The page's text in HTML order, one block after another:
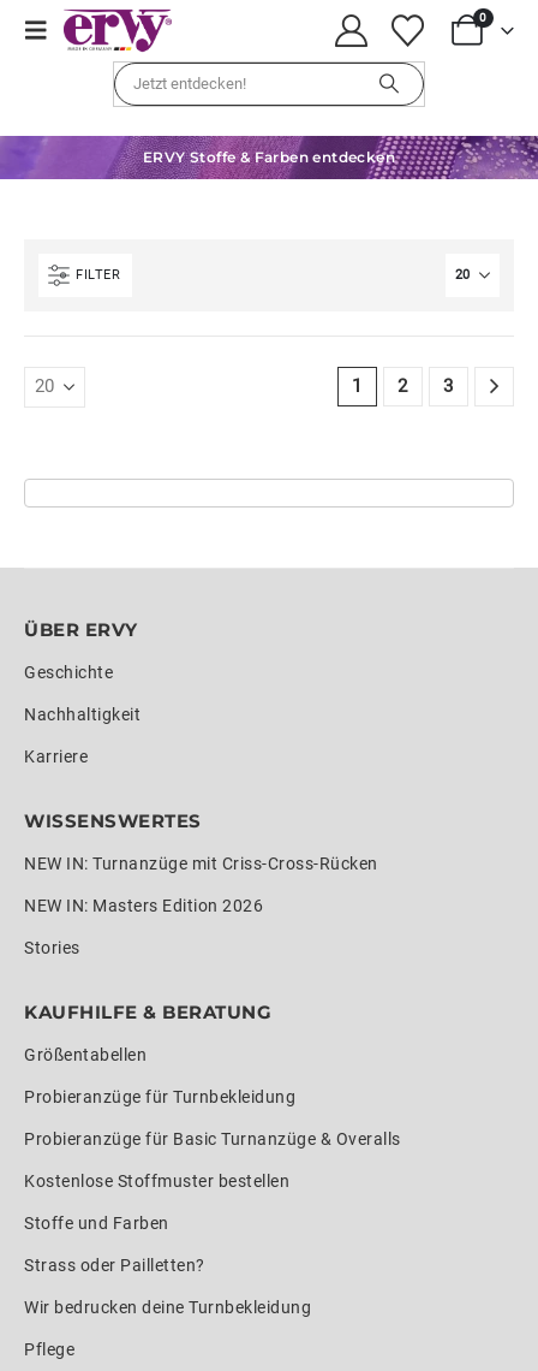
0
ERVY Stoffe & Farben entdecken
FILTER
1 2 3
ÜBER ERVY
Geschichte
Nachhaltigkeit
Karriere
WISSENSWERTES
NEW IN: Turnanzüge mit Criss-Cross-Rücken
NEW IN: Masters Edition 2026
Stories
KAUFHILFE & BERATUNG
Größentabellen
Probieranzüge für Turnbekleidung
Probieranzüge für Basic Turnanzüge & Overalls
Kostenlose Stoffmuster bestellen
Stoffe und Farben
Strass oder Pailletten?
Wir bedrucken deine Turnbekleidung
Pflege